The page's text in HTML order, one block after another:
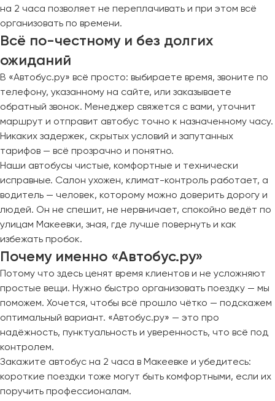
на 2 часа позволяет не переплачивать и при этом всё
организовать по времени.
Всё по-честному и без долгих
ожиданий
В «Автобус.ру» всё просто: выбираете время, звоните по
телефону, указанному на сайте, или заказываете
обратный звонок. Менеджер свяжется с вами, уточнит
маршрут и отправит автобус точно к назначенному часу.
Никаких задержек, скрытых условий и запутанных
тарифов — всё прозрачно и понятно.
Наши автобусы чистые, комфортные и технически
исправные. Салон ухожен, климат-контроль работает, а
водитель — человек, которому можно доверить дорогу и
людей. Он не спешит, не нервничает, спокойно ведёт по
улицам Макеевки, зная, где лучше повернуть и как
избежать пробок.
Почему именно «Автобус.ру»
Потому что здесь ценят время клиентов и не усложняют
простые вещи. Нужно быстро организовать поездку — мы
поможем. Хочется, чтобы всё прошло чётко — подскажем
оптимальный вариант. «Автобус.ру» — это про
надёжность, пунктуальность и уверенность, что всё под
контролем.
Закажите автобус на 2 часа в Макеевке и убедитесь:
короткие поездки тоже могут быть комфортными, если их
поручить профессионалам.